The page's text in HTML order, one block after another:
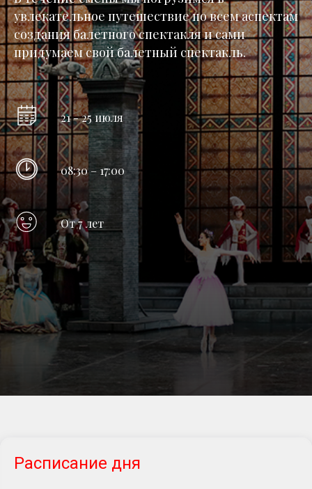
увлекательное путешествие по всем аспектам
создания балетного спектакля и сами
придумаем свой балетный спектакль.
21 - 25 июля
08:30 – 17:00
От 7 лет
Расписание дня